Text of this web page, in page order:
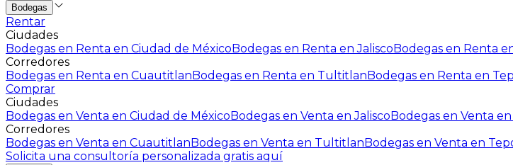
Bodegas
Rentar
Ciudades
Bodegas en Renta en Ciudad de MéxicoBodegas en Renta en JaliscoBodegas en Renta
Corredores
Bodegas en Renta en CuautitlanBodegas en Renta en TultitlanBodegas en Renta en
Comprar
Ciudades
Bodegas en Venta en Ciudad de MéxicoBodegas en Venta en JaliscoBodegas en Venta
Corredores
Bodegas en Venta en CuautitlanBodegas en Venta en TultitlanBodegas en Venta en
Solicita una consultoría personalizada gratis aquí